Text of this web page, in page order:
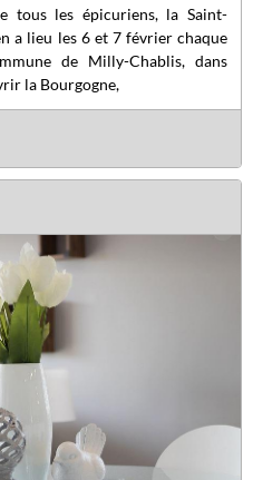
tous les épicuriens, la Saint-
a lieu les 6 et 7 février chaque
de Milly-Chablis, dans
la Bourgogne,